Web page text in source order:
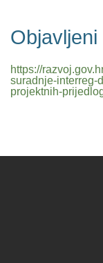
https://
suradnje-interreg-
projektnih-